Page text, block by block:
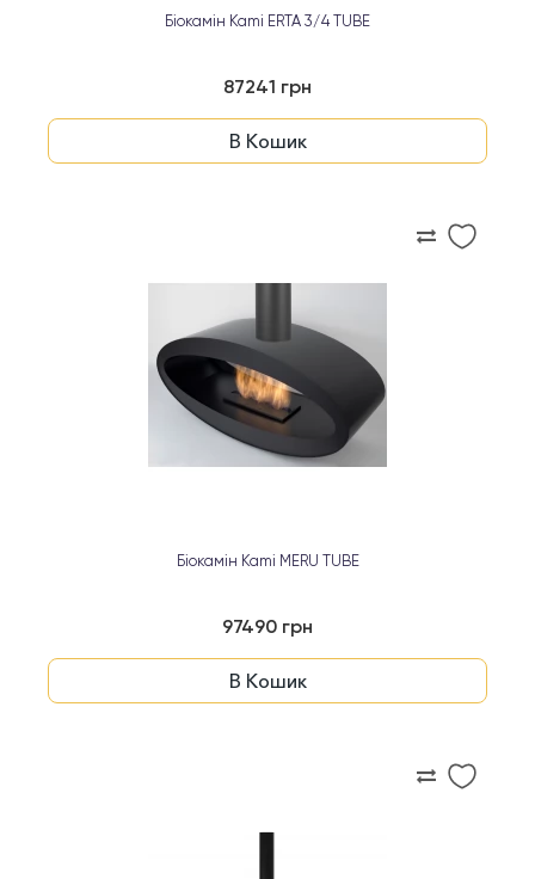
Біокамін Kami ERTA 3/4 TUBE
87241 грн
В Кошик
Біокамін Kami MERU TUBE
97490 грн
В Кошик